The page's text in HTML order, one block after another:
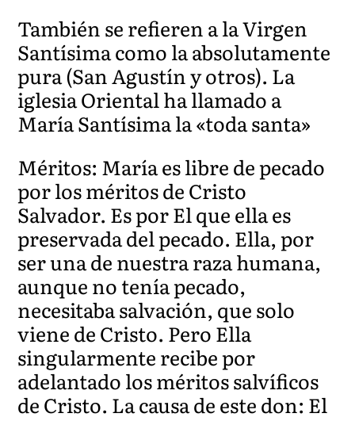
También se refieren a la Virgen
Santísima como la absolutamente
pura (San Agustín y otros). La
iglesia Oriental ha llamado a
María Santísima la «toda santa»
Méritos: María es libre de pecado
por los méritos de Cristo
Salvador. Es por El que ella es
preservada del pecado. Ella, por
ser una de nuestra raza humana,
aunque no tenía pecado,
necesitaba salvación, que solo
viene de Cristo. Pero Ella
singularmente recibe por
adelantado los méritos salvíficos
de Cristo. La causa de este don: El